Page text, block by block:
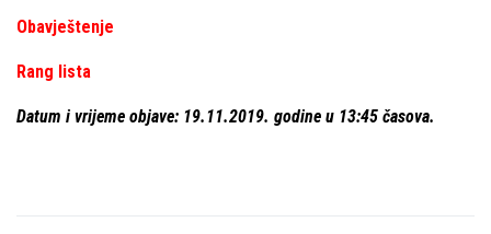
Оbavještenje
Rang lista
Datum i vrijeme objave: 19.11.2019. godine u 13:45 časova.